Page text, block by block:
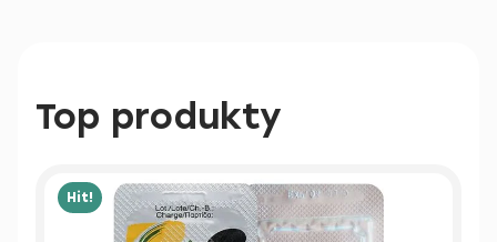
Top produkty
Hit!